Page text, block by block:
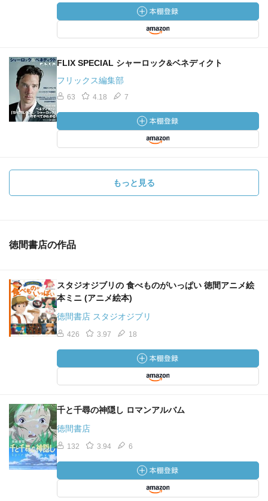
FLIX SPECIAL シャーロック&ベネディクト
フリックス編集部
63 4.18 7
もっと見る
徳間書店の作品
スタジオジブリの 食べものがいっぱい 徳間アニメ絵
本ミニ (アニメ絵本)
徳間書店 スタジオジブリ
426 3.97 18
千と千尋の神隠し ロマンアルバム
徳間書店
132 3.94 6